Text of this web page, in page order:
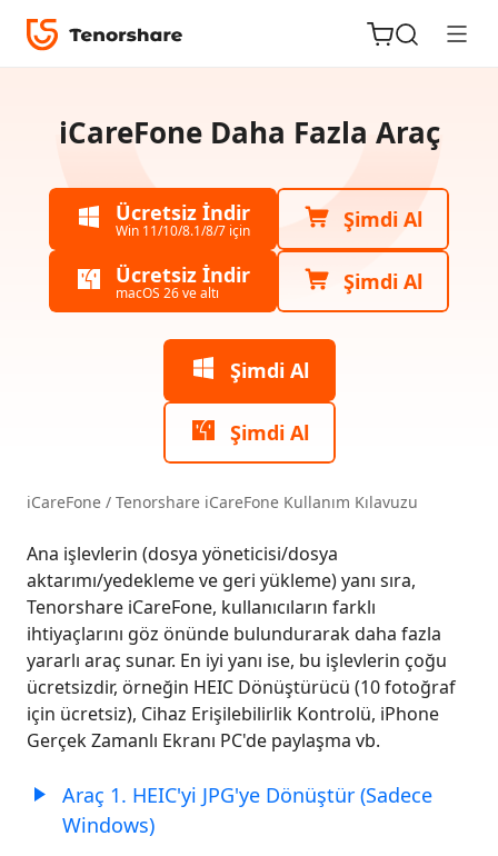
iOS için
ReiBoot
Tenorshare
iCareFone Daha Fazla Araç
Ücretsiz İndir
Win 11/10/8.1/8/7 için Şimdi Al
Ücretsiz İndir
macOS 26 ve altı Şimdi Al
Şimdi Al
Şimdi Al
iCareFone
Kılavuz
Win
Kılavuz
Tıklamayla
PC'ye
Aktar
Yedekleme
ve
Geri
Yükleme
Medyasını
iTunes'a
iCareFone / Tenorshare iCareFone Kullanım Kılavuzu
Ana işlevlerin (dosya yöneticisi/dosya
aktarımı/yedekleme ve geri yükleme) yanı sıra,
Tenorshare iCareFone, kullanıcıların farklı
ihtiyaçlarını göz önünde bulundurarak daha fazla
yararlı araç sunar. En iyi yanı ise, bu işlevlerin çoğu
ücretsizdir, örneğin HEIC Dönüştürücü (10 fotoğraf
için ücretsiz), Cihaz Erişilebilirlik Kontrolü, iPhone
Gerçek Zamanlı Ekranı PC'de paylaşma vb.
Araç 1. HEIC'yi JPG'ye Dönüştür (Sadece
Windows)